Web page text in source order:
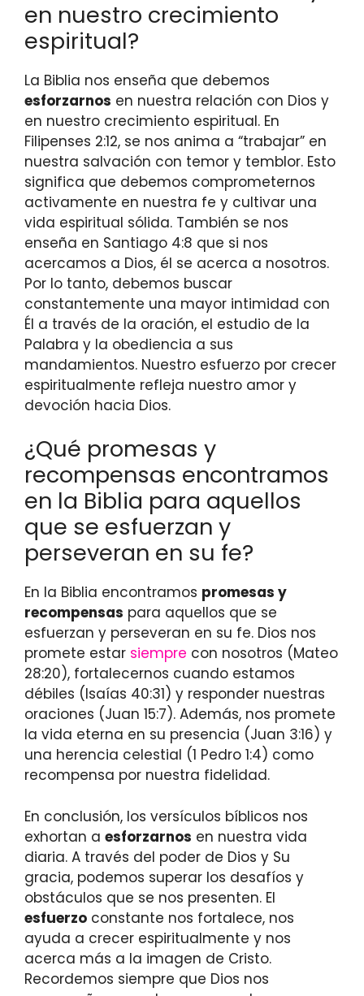
en nuestro crecimiento
espiritual?
La Biblia nos enseña que debemos
esforzarnos en nuestra relación con Dios y
en nuestro crecimiento espiritual. En
Filipenses 2:12, se nos anima a “trabajar” en
nuestra salvación con temor y temblor. Esto
significa que debemos comprometernos
activamente en nuestra fe y cultivar una
vida espiritual sólida. También se nos
enseña en Santiago 4:8 que si nos
acercamos a Dios, él se acerca a nosotros.
Por lo tanto, debemos buscar
constantemente una mayor intimidad con
Él a través de la oración, el estudio de la
Palabra y la obediencia a sus
mandamientos. Nuestro esfuerzo por crecer
espiritualmente refleja nuestro amor y
devoción hacia Dios.
¿Qué promesas y
recompensas encontramos
en la Biblia para aquellos
que se esfuerzan y
perseveran en su fe?
En la Biblia encontramos promesas y
recompensas para aquellos que se
esfuerzan y perseveran en su fe. Dios nos
promete estar siempre con nosotros (Mateo
28:20), fortalecernos cuando estamos
débiles (Isaías 40:31) y responder nuestras
oraciones (Juan 15:7). Además, nos promete
la vida eterna en su presencia (Juan 3:16) y
una herencia celestial (1 Pedro 1:4) como
recompensa por nuestra fidelidad.
En conclusión, los versículos bíblicos nos
exhortan a esforzarnos en nuestra vida
diaria. A través del poder de Dios y Su
gracia, podemos superar los desafíos y
obstáculos que se nos presenten. El
esfuerzo constante nos fortalece, nos
ayuda a crecer espiritualmente y nos
acerca más a la imagen de Cristo.
Recordemos siempre que Dios nos